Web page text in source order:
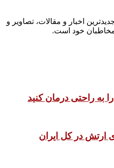
اخبار و مقالات، تصاویر و
مخاطبان خود است.
به راحتی درمان کنید
ارتش در کل ایران